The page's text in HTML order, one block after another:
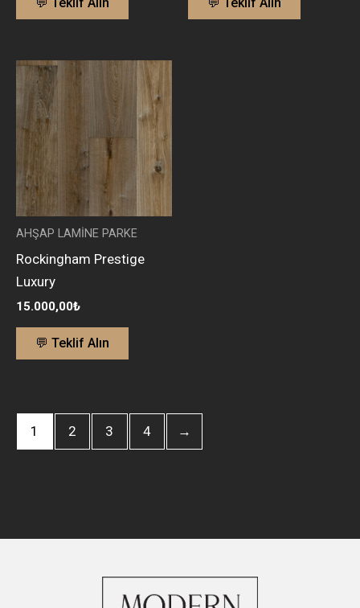
AHŞAP LAMİNE PARKE
Rockingham Prestige
Luxury
15.000,00₺
💬 Teklif Alın
1 2 3 4 →